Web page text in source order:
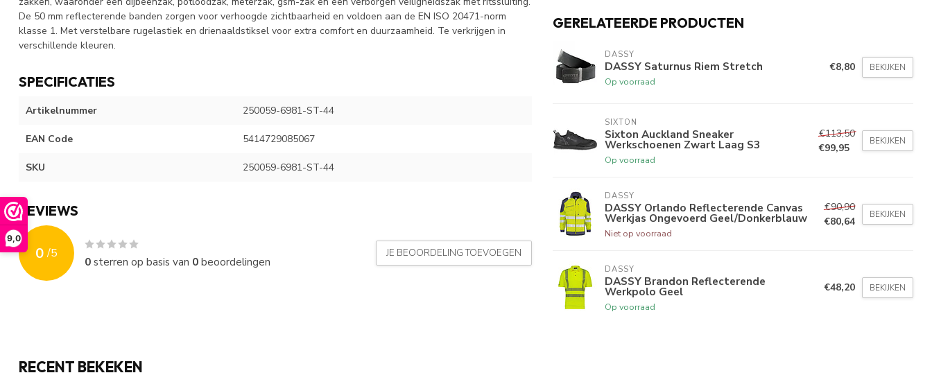
9,0
De 50 mm reflecterende banden zorgen voor verhoogde zichtbaarheid en voldoen aan de EN ISO 20471-norm
klasse 1. Met verstelbare rugelastiek en drienaaldstiksel voor extra comfort en duurzaamheid. Te verkrijgen in
verschillende kleuren.
SPECIFICATIES
Artikelnummer 250059-6981-ST-44
EAN Code 5414729085067
SKU 250059-6981-ST-44
REVIEWS
0 /5
0sterren op basis van 0beoordelingen
JE BEOORDELING TOEVOEGEN
GERELATEERDE PRODUCTEN
DASSY
DASSY Saturnus Riem Stretch
Op voorraad
€8,80 BEKIJKEN
SIXTON
Sixton Auckland Sneaker
Werkschoenen Zwart Laag S3
Op voorraad
€113,50
€99,95
BEKIJKEN
DASSY
DASSY Orlando Reflecterende Canvas
Werkjas Ongevoerd Geel/Donkerblauw
Niet op voorraad
€90,90
€80,64
BEKIJKEN
DASSY
DASSY Brandon Reflecterende
Werkpolo Geel
Op voorraad
€48,20 BEKIJKEN
RECENT BEKEKEN